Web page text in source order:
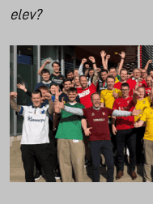
elev?